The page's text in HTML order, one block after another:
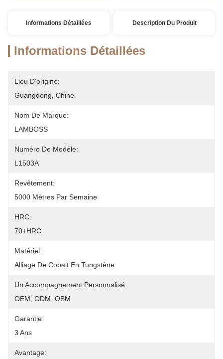
Informations Détaillées Description Du Produit
Informations Détaillées
Lieu D'origine:
Guangdong, Chine
Nom De Marque:
LAMBOSS
Numéro De Modèle:
L1503A
Revêtement:
5000 Mètres Par Semaine
HRC:
70+HRC
Matériel:
Alliage De Cobalt En Tungstène
Un Accompagnement Personnalisé:
OEM, ODM, OBM
Garantie:
3 Ans
Avantage: